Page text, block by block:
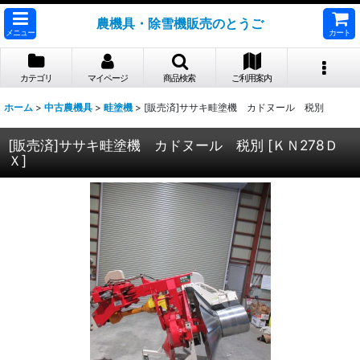
メニュー
農機具・除雪機販売のとうご
カート
カテゴリ マイページ 商品検索 ご利用案内
ホーム > 中古農機具 > 畦塗機 > [販売済]ササキ畦塗機 カドヌール 税別
[販売済]ササキ畦塗機 カドヌール 税別 [ＫＮ278Ｄ
Ｘ]